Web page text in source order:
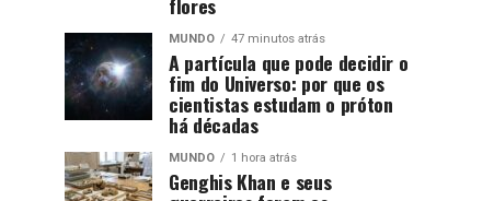
MUNDO 47 minutos atrás
A partícula que pode decidir o
fim do Universo: por que os
cientistas estudam o próton
há décadas
MUNDO 1 hora atrás
Genghis Khan e seus